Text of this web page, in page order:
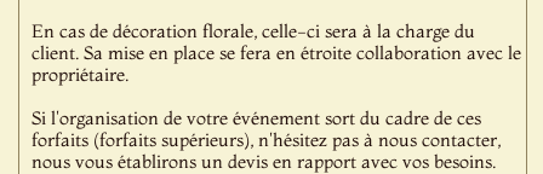
En cas de décoration florale, celle-ci sera à la charge du
client. Sa mise en place se fera en étroite collaboration avec le
propriétaire.
Si l'organisation de votre événement sort du cadre de ces
forfaits (forfaits supérieurs), n'hésitez pas à nous contacter,
nous vous établirons un devis en rapport avec vos besoins.